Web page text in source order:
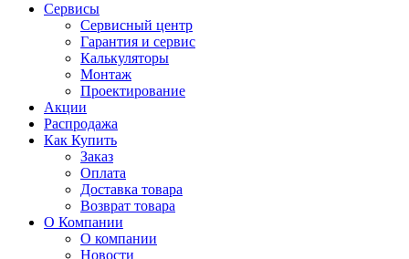
Сервисы
Сервисный центр
Гарантия и сервис
Калькуляторы
Монтаж
Проектирование
Акции
Распродажа
Как Купить
Заказ
Оплата
Доставка товара
Возврат товара
О Компании
О компании
Новости